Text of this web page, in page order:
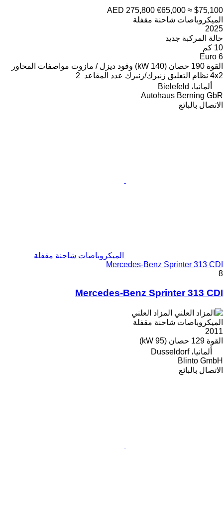
AED 275,800 €65,000 ≈ $75,100
الميكروباصات شاحنة مقفلة
2025
حالة المركبة جديد
10 كم
Euro 6
القوة 190 حصان (140 kW) وقود ديزل / مازوت مواصفات المحاور
4x2 نظام التعليق زنبرك/زنبرك عدد المقاعد 2
ألمانيا، Bielefeld
Autohaus Berning GbR
الاتصال بالبائع
الميكروباصات شاحنة مقفلة
Mercedes-Benz Sprinter 313 CDI
8
Mercedes-Benz Sprinter 313 CDI
المزاد العلني
الميكروباصات شاحنة مقفلة
2011
القوة 129 حصان (95 kW)
ألمانيا، Dusseldorf
Blinto GmbH
الاتصال بالبائع